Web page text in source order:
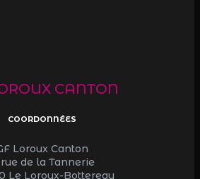
CANTON
COORDONNÉES
Loroux Canton
rue de la Tannerie
Le Loroux-Bottereau